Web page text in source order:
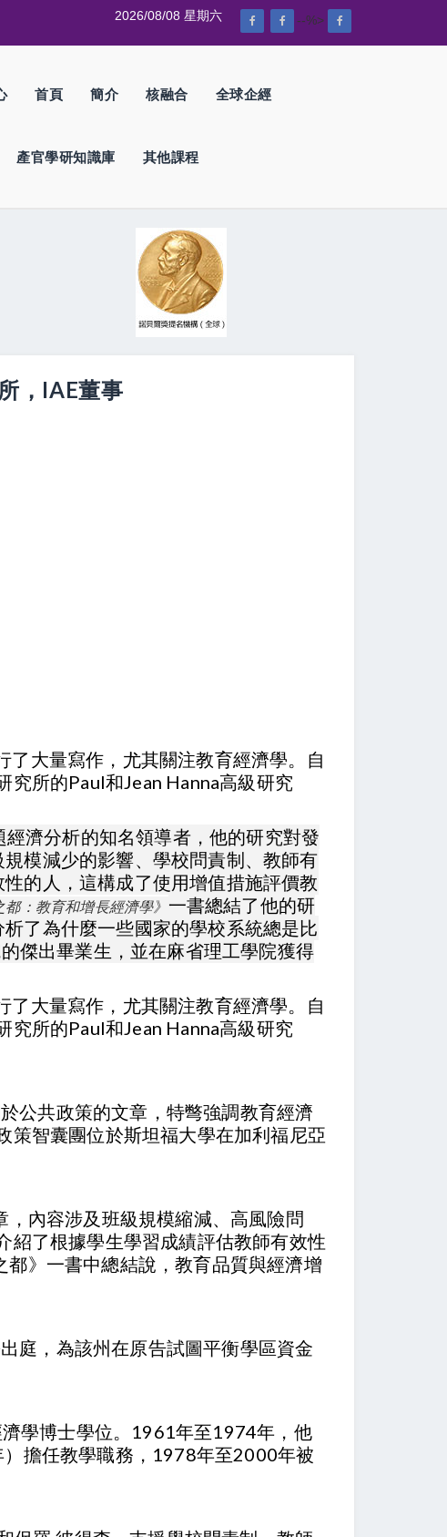
--%>
2026/08/08 星期六
首頁 簡介 核融合 全球企經
產官學研知識庫 其他課程
，IAE董事
了大量寫作，尤其關注教育經濟學。自
所的Paul和Jean Hanna高級研究
濟分析的知名領導者，他的研究對發
模減少的影響、學校問責制、教師有
的人，這構成了使用增值措施評價教
：教育和增長經濟學》 一書總結了他的研
了為什麼一些國家的學校系統總是比
傑出畢業生，並在麻省理工學院獲得
了大量寫作，尤其關注教育經濟學。自
所的Paul和Jean Hanna高級研究
公共政策的文章，特彆強調教育經濟
策智囊團位於斯坦福大學在加利福尼亞
內容涉及班級規模縮減、高風險問
紹了根據學生學習成績評估教師有效性
》一書中總結說，教育品質與經濟增
庭，為該州在原告試圖平衡學區資金
學博士學位。1961年至1974年，他
擔任教學職務，1978年至2000年被